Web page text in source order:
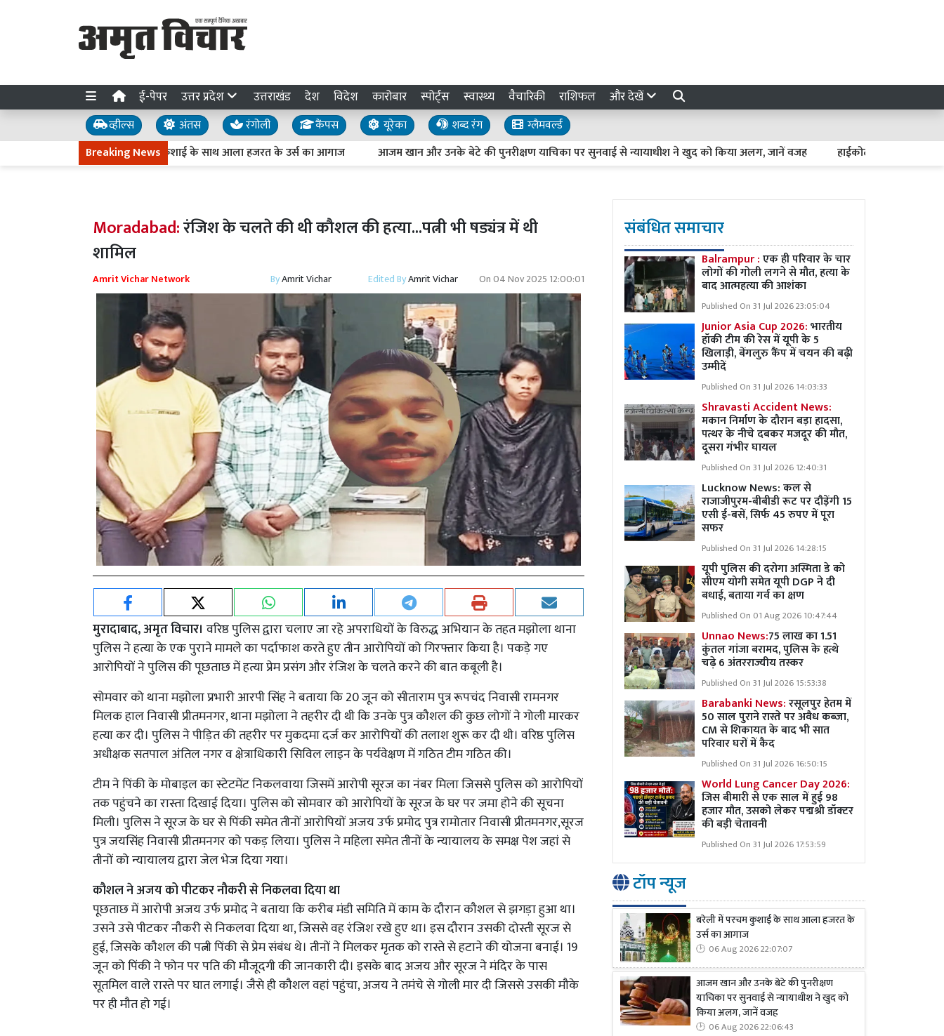
ई-पेपर उत्तर प्रदेश उत्तराखंड देश विदेश कारोबार स्पोर्ट्स स्वास्थ्य वैचारिकी राशिफल और देखें
व्हील्स अंतस रंगोली कैंपस यूरेका शब्द रंग
ग्लैमवर्ल्ड
Breaking News
बरेली में परचम कुशाई के साथ आला हजरत के उर्स का आगाज आजम खान और उनके बेटे की पुनरीक्षण याचिका पर सुनवाई से न्यायाधीश ने खुद को किया अलग, जानें वजह हाईकोर्ट की सख्त टिप्पणी :
Moradabad:रंजिश के चलते की थी कौशल की हत्या...पत्नी भी षड्यंत्र में थी
शामिल
Amrit Vichar Network ByAmrit Vichar Edited ByAmrit Vichar On04 Nov 2025 12:00:01
मुरादाबाद, अमृत विचार। वरिष्ठ पुलिस द्वारा चलाए जा रहे अपराधियों के विरुद्ध अभियान के तहत मझोला थाना
पुलिस ने हत्या के एक पुराने मामले का पर्दाफाश करते हुए तीन आरोपियों को गिरफ्तार किया है। पकड़े गए
आरोपियों ने पुलिस की पूछताछ में हत्या प्रेम प्रसंग और रंजिश के चलते करने की बात कबूली है।
सोमवार को थाना मझोला प्रभारी आरपी सिंह ने बताया कि 20 जून को सीताराम पुत्र रूपचंद निवासी रामनगर
मिलक हाल निवासी प्रीतमनगर, थाना मझोला ने तहरीर दी थी कि उनके पुत्र कौशल की कुछ लोगों ने गोली मारकर
हत्या कर दी। पुलिस ने पीड़ित की तहरीर पर मुकदमा दर्ज कर आरोपियों की तलाश शुरू कर दी थी। वरिष्ठ पुलिस
अधीक्षक सतपाल अंतिल नगर व क्षेत्राधिकारी सिविल लाइन के पर्यवेक्षण में गठित टीम गठित की।
टीम ने पिंकी के मोबाइल का स्टेटमेंट निकलवाया जिसमें आरोपी सूरज का नंबर मिला जिससे पुलिस को आरोपियों
तक पहुंचने का रास्ता दिखाई दिया। पुलिस को सोमवार को आरोपियों के सूरज के घर पर जमा होने की सूचना
मिली। पुलिस ने सूरज के घर से पिंकी समेत तीनों आरोपियों अजय उर्फ प्रमोद पुत्र रामोतार निवासी प्रीतमनगर,सूरज
पुत्र जयसिंह निवासी प्रीतमनगर को पकड़ लिया। पुलिस ने महिला समेत तीनों के न्यायालय के समक्ष पेश जहां से
तीनों को न्यायालय द्वारा जेल भेज दिया गया।
कौशल ने अजय को पीटकर नौकरी से निकलवा दिया था
पूछताछ में आरोपी अजय उर्फ प्रमोद ने बताया कि करीब मंडी समिति में काम के दौरान कौशल से झगड़ा हुआ था।
उसने उसे पीटकर नौकरी से निकलवा दिया था, जिससे वह रंजिश रखे हुए था। इस दौरान उसकी दोस्ती सूरज से
हुई, जिसके कौशल की पत्नी पिंकी से प्रेम संबंध थे। तीनों ने मिलकर मृतक को रास्ते से हटाने की योजना बनाई। 19
जून को पिंकी ने फोन पर पति की मौजूदगी की जानकारी दी। इसके बाद अजय और सूरज ने मंदिर के पास
सूतमिल वाले रास्ते पर घात लगाई। जैसे ही कौशल वहां पहुंचा, अजय ने तमंचे से गोली मार दी जिससे उसकी मौके
पर ही मौत हो गई।
संबंधित समाचार
Balrampur :एक ही परिवार के चार
लोगों की गोली लगने से मौत, हत्या के
बाद आत्महत्या की आशंका
Published On 31 Jul 2026 23:05:04
Junior Asia Cup 2026:भारतीय
हॉकी टीम की रेस में यूपी के 5
खिलाड़ी, बेंगलुरु कैंप में चयन की बढ़ी
उम्मीदें
Published On 31 Jul 2026 14:03:33
Shravasti Accident News:
मकान निर्माण के दौरान बड़ा हादसा,
पत्थर के नीचे दबकर मजदूर की मौत,
दूसरा गंभीर घायल
Published On 31 Jul 2026 12:40:31
Lucknow News:कल से
राजाजीपुरम-बीबीडी रूट पर दौड़ेंगी 15
एसी ई-बसें, सिर्फ 45 रुपए में पूरा
सफर
Published On 31 Jul 2026 14:28:15
यूपी पुलिस की दरोगा अस्मिता डे को
सीएम योगी समेत यूपी DGP ने दी
बधाई, बताया गर्व का क्षण
Published On 01 Aug 2026 10:47:44
Unnao News:75 लाख का 1.51
कुंतल गांजा बरामद, पुलिस के हत्थे
चढ़े 6 अंतरराज्यीय तस्कर
Published On 31 Jul 2026 15:53:38
Barabanki News:रसूलपुर हेतम में
50 साल पुराने रास्ते पर अवैध कब्ज़ा,
CM से शिकायत के बाद भी सात
परिवार घरों में कैद
Published On 31 Jul 2026 16:50:15
World Lung Cancer Day 2026:
जिस बीमारी से एक साल में हुई 98
हजार मौत, उसको लेकर पद्मश्री डॉक्टर
की बड़ी चेतावनी
Published On 31 Jul 2026 17:53:59
टॉप न्यूज
बरेली में परचम कुशाई के साथ आला हजरत के
उर्स का आगाज
06 Aug 2026 22:07:07
आजम खान और उनके बेटे की पुनरीक्षण
याचिका पर सुनवाई से न्यायाधीश ने खुद को
किया अलग, जानें वजह
06 Aug 2026 22:06:43